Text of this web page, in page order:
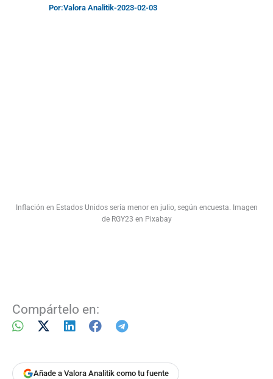
Por:Valora Analitik-2023-02-03
Inflación en Estados Unidos sería menor en julio, según encuesta. Imagen
de RGY23 en Pixabay
Compártelo en:
Añade a Valora Analitik como tu fuente